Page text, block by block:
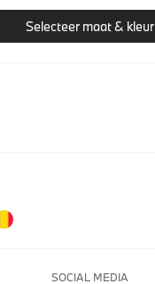
Selecteer maat & kleur
SOCIAL MEDIA